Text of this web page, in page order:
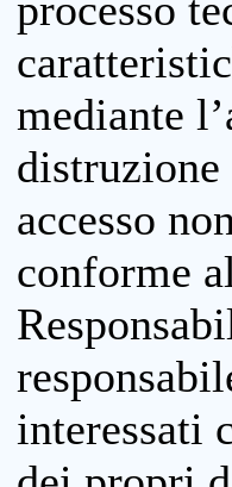
mediante
distruzione
accesso
conforme
interessati